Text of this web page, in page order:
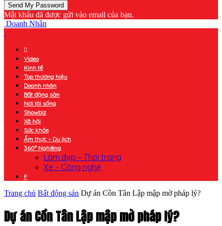
Mật khẩu đã được gửi vào email của bạn.
Doanh Nhân
Video
Kinh tế
Top thương hiệu
Doanh nhân
Bất động sản
Nơi tôi sống
Showbiz
Xã hội
Sức khỏe
Ẩm thực – Du lịch
360° Nghiêng
Làm đẹp – Thời trang
Xe – Công nghệ
F
Trang chủ Bất động sản Dự án Cồn Tân Lập mập mờ pháp lý?
Dự án Cồn Tân Lập mập mờ pháp lý?